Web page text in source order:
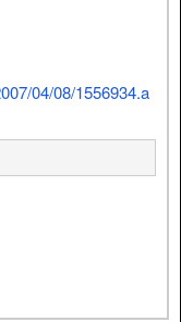
04/08/1556934.a